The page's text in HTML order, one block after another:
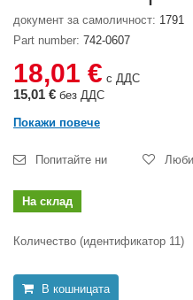
документ за самоличност: 1791
Part number: 742-0607
18,01 € с ДДС
15,01 € без ДДС
Покажи повече
Попитайте ни
На склад
Количество (идентификатор 11)
В кошницата